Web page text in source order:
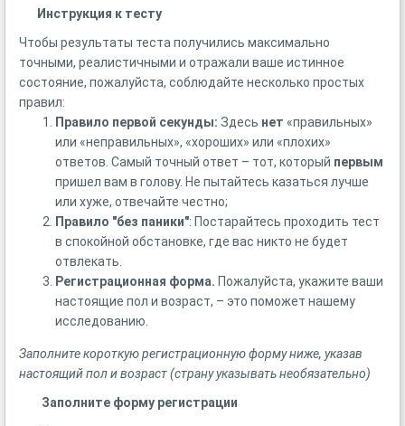
Инструкция к тесту
Чтобы результаты теста получились максимально
точными, реалистичными и отражали ваше истинное
состояние, пожалуйста, соблюдайте несколько простых
правил:
Правило первой секунды: Здесь нет «правильных»
или «неправильных», «хороших» или «плохих»
ответов. Самый точный ответ – тот, который первым
пришел вам в голову. Не пытайтесь казаться лучше
или хуже, отвечайте честно;
Правило "без паники": Постарайтесь проходить тест
в спокойной обстановке, где вас никто не будет
отвлекать.
Регистрационная форма. Пожалуйста, укажите ваши
настоящие пол и возраст, – это поможет нашему
исследованию.
Заполните короткую регистрационную форму ниже, указав
настоящий пол и возраст (страну указывать необязательно)
Заполните форму регистрации